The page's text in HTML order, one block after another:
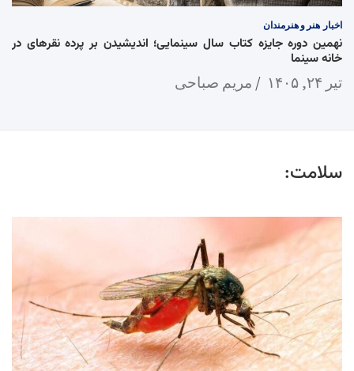
اخبار هنر و هنرمندان
نهمین دوره جایزه کتاب سال سینمایی؛ اندیشیدن بر پرده نقرهای در
خانه سینما
تیر ۲۴, ۱۴۰۵ مریم صباحی
سلامت: